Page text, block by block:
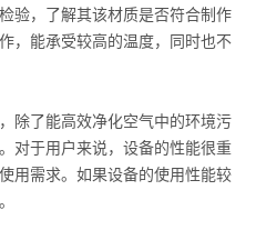
验，了解其该材质是否符合制作
，能承受较高的温度，同时也不
了能高效净化空气中的环境污
对于用户来说，设备的性能很重
用需求。如果设备的使用性能较